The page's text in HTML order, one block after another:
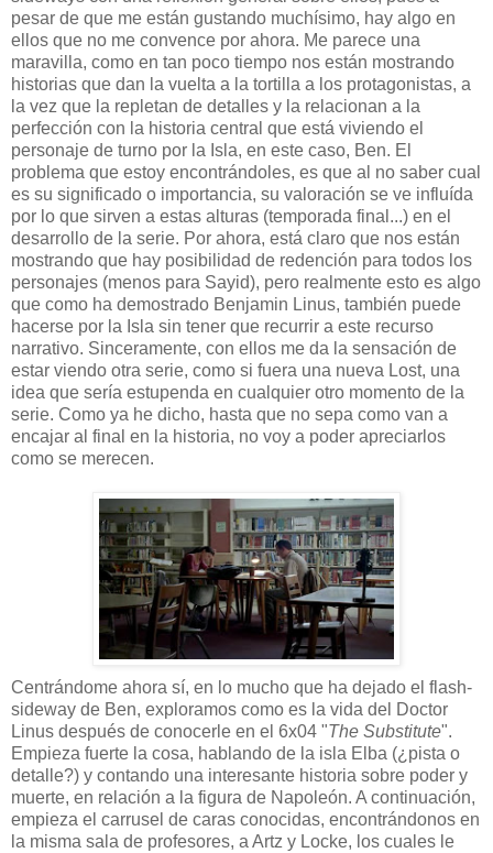
pesar de que me están gustando muchísimo, hay algo en
ellos que no me convence por ahora. Me parece una
maravilla, como en tan poco tiempo nos están mostrando
historias que dan la vuelta a la tortilla a los protagonistas, a
la vez que la repletan de detalles y la relacionan a la
perfección con la historia central que está viviendo el
personaje de turno por la Isla, en este caso, Ben. El
problema que estoy encontrándoles, es que al no saber cual
es su significado o importancia, su valoración se ve influída
por lo que sirven a estas alturas (temporada final...) en el
desarrollo de la serie. Por ahora, está claro que nos están
mostrando que hay posibilidad de redención para todos los
personajes (menos para Sayid), pero realmente esto es algo
que como ha demostrado Benjamin Linus, también puede
hacerse por la Isla sin tener que recurrir a este recurso
narrativo. Sinceramente, con ellos me da la sensación de
estar viendo otra serie, como si fuera una nueva Lost, una
idea que sería estupenda en cualquier otro momento de la
serie. Como ya he dicho, hasta que no sepa como van a
encajar al final en la historia, no voy a poder apreciarlos
como se merecen.
Centrándome ahora sí, en lo mucho que ha dejado el flash-
sideway de Ben, exploramos como es la vida del Doctor
Linus después de conocerle en el 6x04 "The Substitute".
Empieza fuerte la cosa, hablando de la isla Elba (¿pista o
detalle?) y contando una interesante historia sobre poder y
muerte, en relación a la figura de Napoleón. A continuación,
empieza el carrusel de caras conocidas, encontrándonos en
la misma sala de profesores, a Artz y Locke, los cuales le